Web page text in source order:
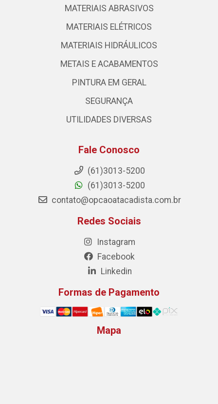
MATERIAIS ABRASIVOS
MATERIAIS ELÉTRICOS
MATERIAIS HIDRÁULICOS
METAIS E ACABAMENTOS
PINTURA EM GERAL
SEGURANÇA
UTILIDADES DIVERSAS
Fale Conosco
(61)3013-5200
(61)3013-5200
contato@opcaoatacadista.com.br
Redes Sociais
Instagram
Facebook
Linkedin
Formas de Pagamento
Mapa